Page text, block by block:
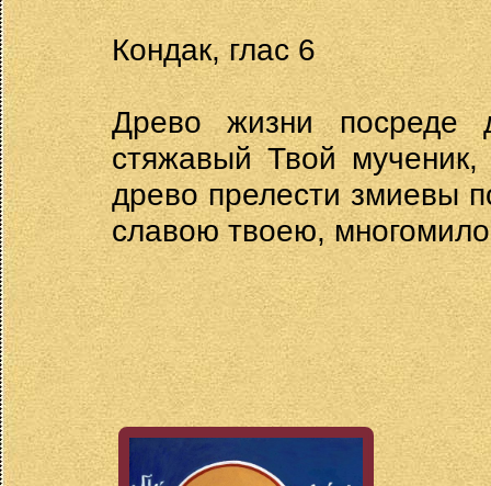
Кондак, глас 6
Древо жизни посреде
стяжавый Твой
древо прелести змиевы
славою твоею,